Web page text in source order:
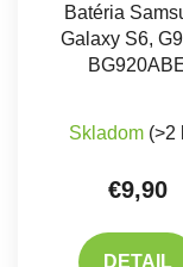
Batéria
Galaxy S6,
Skladom (>2
€9,90
DETAIL